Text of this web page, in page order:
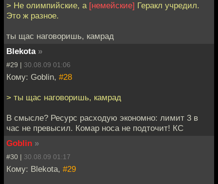
> Не олимпийские, а [немейские] Геракл учредил.
Это ж разное.
ты щас наговоришь, камрад
Blekota »
#29 | 30.08.09 01:06
Кому: Goblin, #28
> ты щас наговоришь, камрад
В смысле? Ресурс расходую экономно: лимит 3 в
час не превысил. Комар носа не подточит! КС
Goblin »
#30 | 30.08.09 01:17
Кому: Blekota, #29